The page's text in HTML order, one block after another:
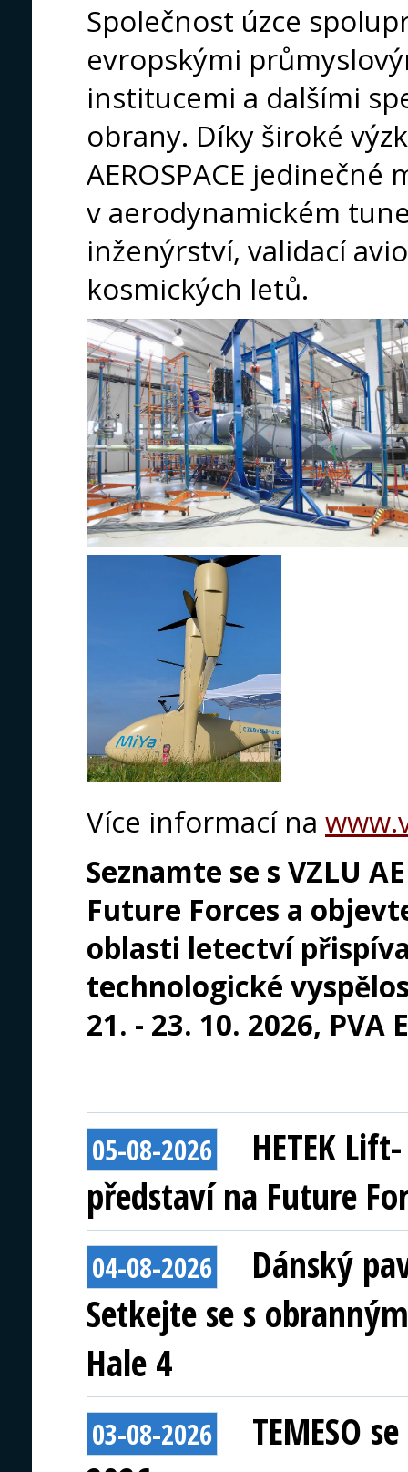
Společnost úzce
evropskými
institucemi a dalšími
obrany. Díky široké
AEROSPACE
v aerodynamickém
inženýrství, validací
kosmických letů.
Více informací na
Seznamte se s VZLU
Future Forces a
oblasti letectví
technologické
21. - 23. 10. 2026, PVA
05-08-2026
HETEK
představí na Future
04-08-2026
Dánský
Setkejte se s
Hale 4
03-08-2026
TEMESO